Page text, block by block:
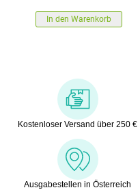
In den Warenkorb
Kostenloser Versand über 250 €
Ausgabestellen in Österreich